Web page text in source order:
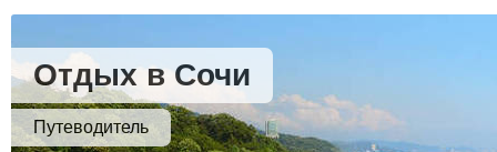
Отдых в Сочи
Путеводитель